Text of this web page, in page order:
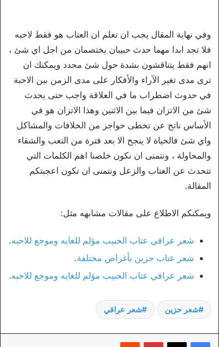
وفي نهاية المقال يجب ان تعلم ان العتاب هو فقط لاحبه
فلا تجد ابدا مهما حدث حبيبان يختصمان من اجل اي شئ ،
انهم فقط يتناقشون بشدة حول شئ محدد ويمكنك ان
ترى مدى تغير الآراء والأفكار على مدى الزمن بين الاحبة
في حدوث اضطراب ما في العلاقة واجب حتى يحدث
شئ من الاتزان فيما بين الاثنين وهذا الاتزان هو في
الأساس ناتج عن تخطى حواجز من الخلافات والمشاكل
واي شئ فالحياة لا ينجح الا بعد فترة من التعب والشقاء
والمحاولة ، ونتمنى ان نكون خلصنا اهم الكلمات التي
تتحدث عن العتاب والزعل ونتمنى ان تكون اعجبتكم
المقالة.
ويمكنكم الاطلاع على مقالات مشابهه مثل:
شعر عراقي عتاب الحبيب مؤلم للغايه وموجع للاحبه.
شعر عتاب حزين بأغراض مختلفة.
شعر عراقي عتاب الحبيب مؤلم للغايه وموجع للاحبه.
شعر حزين شعر عراقي
بينتيريست